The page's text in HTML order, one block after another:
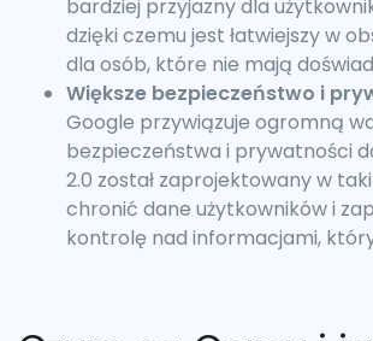
bardziej przyjazny dla
dzięki czemu jest łatwiejszy w
dla osób, które nie mają
Większe bezpieczeństwo i
Google przywiązuje ogromną
bezpieczeństwa i prywatności
2.0 został zaprojektowany w
chronić dane użytkowników i
kontrolę nad informacjami,